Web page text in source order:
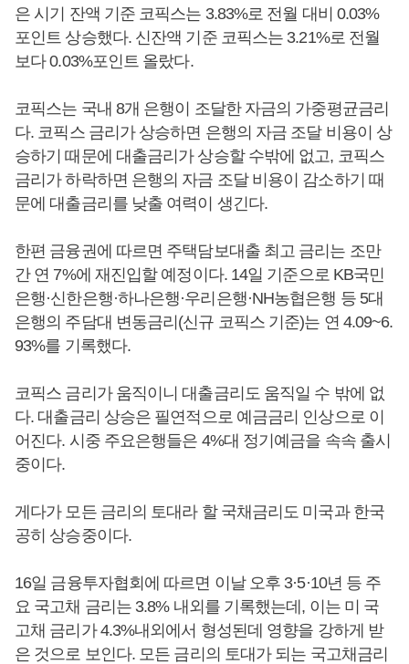
은 시기 잔액 기준 코픽스는 3.83%로 전월 대비 0.03%
포인트 상승했다. 신잔액 기준 코픽스는 3.21%로 전월
보다 0.03%포인트 올랐다.
코픽스는 국내 8개 은행이 조달한 자금의 가중평균금리
다. 코픽스 금리가 상승하면 은행의 자금 조달 비용이 상
승하기 때문에 대출금리가 상승할 수밖에 없고, 코픽스
금리가 하락하면 은행의 자금 조달 비용이 감소하기 때
문에 대출금리를 낮출 여력이 생긴다.
한편 금융권에 따르면 주택담보대출 최고 금리는 조만
간 연 7%에 재진입할 예정이다. 14일 기준으로 KB국민
은행·신한은행·하나은행·우리은행·NH농협은행 등 5대
은행의 주담대 변동금리(신규 코픽스 기준)는 연 4.09~6.
93%를 기록했다.
코픽스 금리가 움직이니 대출금리도 움직일 수 밖에 없
다. 대출금리 상승은 필연적으로 예금금리 인상으로 이
어진다. 시중 주요은행들은 4%대 정기예금을 속속 출시
중이다.
게다가 모든 금리의 토대라 할 국채금리도 미국과 한국
공히 상승중이다.
16일 금융투자협회에 따르면 이날 오후 3·5·10년 등 주
요 국고채 금리는 3.8% 내외를 기록했는데, 이는 미 국
고채 금리가 4.3%내외에서 형성된데 영향을 강하게 받
은 것으로 보인다. 모든 금리의 토대가 되는 국고채금리